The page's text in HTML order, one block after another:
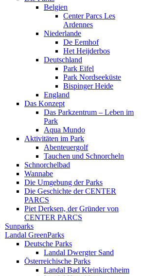
Belgien
Center Parcs Les
Ardennes
Niederlande
De Eemhof
Het Heijderbos
Deutschland
Park Eifel
Park Nordseeküste
Bispinger Heide
England
Das Konzept
Das Parkzentrum – Leben im
Park
Aqua Mundo
Aktivitäten im Park
Abenteuergolf
Tauchen und Schnorcheln
Schnorchelbad
Wannabe
Die Umgebung der Parks
Die Geschichte der CENTER
PARCS
Piet Derksen, der Gründer von
CENTER PARCS
Sunparks
Landal GreenParks
Deutsche Parks
Landal Dwergter Sand
Österreichische Parks
Landal Bad Kleinkirchheim